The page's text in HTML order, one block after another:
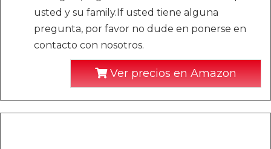
usted y su family.If usted tiene alguna
pregunta, por favor no dude en ponerse en
contacto con nosotros.
Ver precios en Amazon